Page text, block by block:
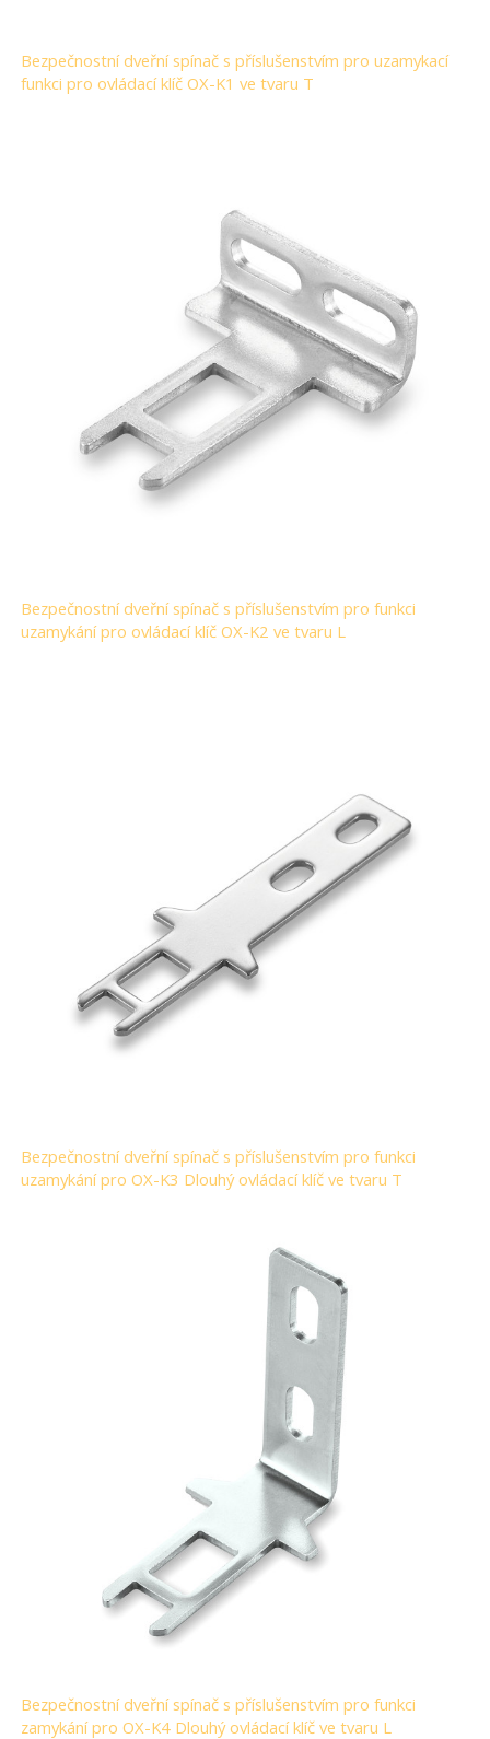
Bezpečnostní dveřní spínač s příslušenstvím pro uzamykací
funkci pro ovládací klíč OX-K1 ve tvaru T
Bezpečnostní dveřní spínač s příslušenstvím pro funkci
uzamykání pro ovládací klíč OX-K2 ve tvaru L
Bezpečnostní dveřní spínač s příslušenstvím pro funkci
uzamykání pro OX-K3 Dlouhý ovládací klíč ve tvaru T
Bezpečnostní dveřní spínač s příslušenstvím pro funkci
zamykání pro OX-K4 Dlouhý ovládací klíč ve tvaru L